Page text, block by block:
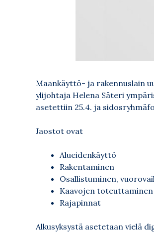
Maankäyttö- ja rakennuslain
ylijohtaja Helena Säteri
asetettiin 25.4. ja
Jaostot ovat
Alueidenkäyttö
Rakentaminen
Osallistuminen,
Kaavojen toteuttaminen
Rajapinnat
Alkusyksystä asetetaan vielä